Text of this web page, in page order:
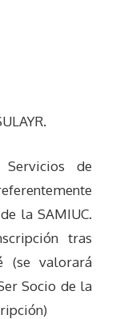
de
la SAMIUC.
tras
(se valorará
Socio de la